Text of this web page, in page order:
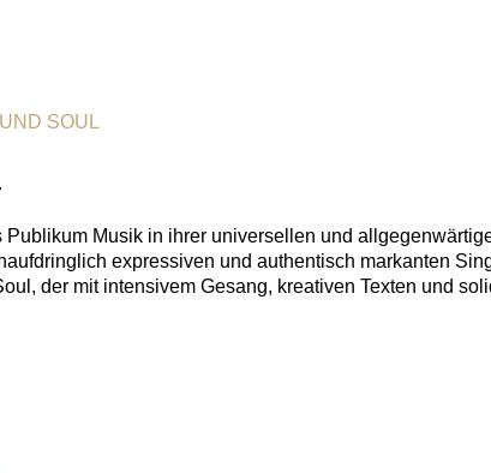
SOUL
Musik in ihrer universellen und
expressiven und authentisch markanten
der mit intensivem Gesang, kreativen Texten und